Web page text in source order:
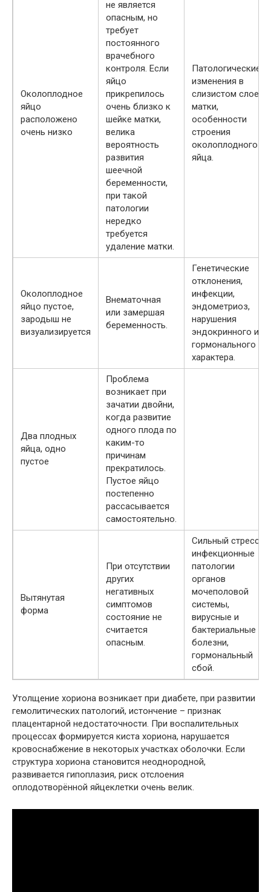
Околоплодное
яйцо
расположено
очень низко
не является
опасным, но
требует
постоянного
врачебного
контроля. Если
яйцо
прикрепилось
очень близко к
шейке матки,
велика
вероятность
развития
шеечной
беременности,
при такой
патологии
нередко
требуется
удаление матки.
Патологические
изменения в
слизистом слое
матки,
особенности
строения
околоплодного
яйца.
Околоплодное
яйцо пустое,
зародыш не
визуализируется
Внематочная
или замершая
беременность.
Генетические
отклонения,
инфекции,
эндометриоз,
нарушения
эндокринного и
гормонального
характера.
Два плодных
яйца, одно
пустое
Проблема
возникает при
зачатии двойни,
когда развитие
одного плода по
каким-то
причинам
прекратилось.
Пустое яйцо
постепенно
рассасывается
самостоятельно.
Вытянутая
форма
При отсутствии
других
негативных
симптомов
состояние не
считается
опасным.
Сильный стресс,
инфекционные
патологии
органов
мочеполовой
системы,
вирусные и
бактериальные
болезни,
гормональный
сбой.
Утолщение хориона возникает при диабете, при развитии
гемолитических патологий, истончение – признак
плацентарной недостаточности. При воспалительных
процессах формируется киста хориона, нарушается
кровоснабжение в некоторых участках оболочки. Если
структура хориона становится неоднородной,
развивается гипоплазия, риск отслоения
оплодотворённой яйцеклетки очень велик.